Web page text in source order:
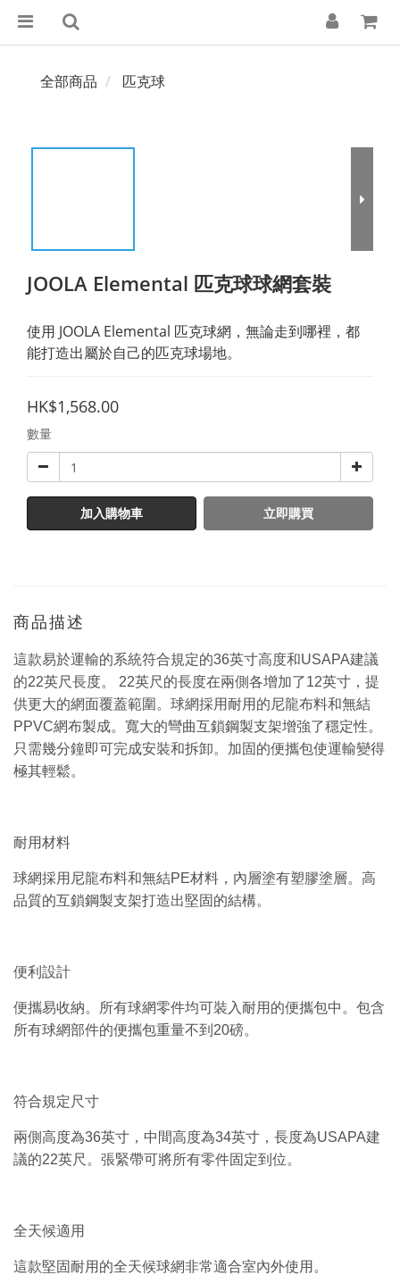
全部商品 匹克球
JOOLA Elemental 匹克球球網套裝
使用 JOOLA Elemental 匹克球網，無論走到哪裡，都
能打造出屬於自己的匹克球場地。
HK$1,568.00
數量
加入購物車 立即購買
商品描述
這款易於運輸的系統符合規定的36英寸高度和USAPA建議
的22英尺長度。 22英尺的長度在兩側各增加了12英寸，提
供更大的網面覆蓋範圍。球網採用耐用的尼龍布料和無結
PPVC網布製成。寬大的彎曲互鎖鋼製支架增強了穩定性。
只需幾分鐘即可完成安裝和拆卸。加固的便攜包使運輸變得
極其輕鬆。
耐用材料
球網採用尼龍布料和無結PE材料，內層塗有塑膠塗層。高
品質的互鎖鋼製支架打造出堅固的結構。
便利設計
便攜易收納。所有球網零件均可裝入耐用的便攜包中。包含
所有球網部件的便攜包重量不到20磅。
符合規定尺寸
兩側高度為36英寸，中間高度為34英寸，長度為USAPA建
議的22英尺。張緊帶可將所有零件固定到位。
全天候適用
這款堅固耐用的全天候球網非常適合室內外使用。